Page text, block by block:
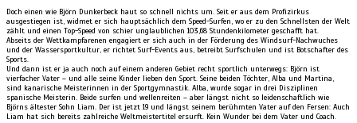
Doch einen wie Björn Dunkerbeck haut so schnell nichts um. Seit er aus dem Profizirkus
ausgestiegen ist, widmet er sich hauptsächlich dem Speed-Surfen, wo er zu den Schnellsten der Welt
zählt und einen Top-Speed von schier unglaublichen 103,68 Stundenkilometer geschafft hat.
Abseits der Wettkampfarenen engagiert er sich auch in der Förderung des Windsurf-Nachwuches
und der Wassersportkultur, er richtet Surf-Events aus, betreibt Surfschulen und ist Botschafter des
Sports.
Und dann ist er ja auch noch auf einem anderen Gebiet recht sportlich unterwegs: Björn ist
vierfacher Vater – und alle seine Kinder lieben den Sport. Seine beiden Töchter, Alba und Martina,
sind kanarische Meisterinnen in der Sportgymnastik. Alba, wurde sogar in drei Disziplinen
spanische Meisterin. Beide surfen und wellenreiten – aber längst nicht so leidenschaftlich wie
Björns ältester Sohn Liam. Der ist jetzt 19 und längst seinem berühmten Vater auf den Fersen: Auch
Liam hat sich bereits zahlreiche Weltmeistertitel ersurft. Kein Wunder bei dem Vater und Coach.